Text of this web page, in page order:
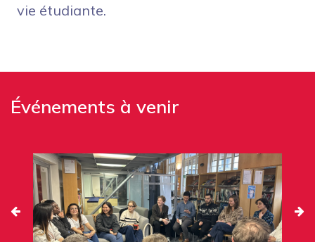
vie étudiante.
Événements à venir